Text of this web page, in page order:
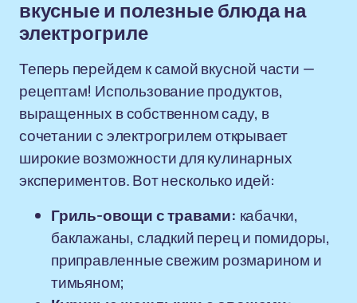
вкусные и полезные блюда на
электрогриле
Теперь перейдем к самой вкусной части —
рецептам! Использование продуктов,
выращенных в собственном саду, в
сочетании с электрогрилем открывает
широкие возможности для кулинарных
экспериментов. Вот несколько идей:
Гриль-овощи с травами: кабачки,
баклажаны, сладкий перец и помидоры,
приправленные свежим розмарином и
тимьяном;